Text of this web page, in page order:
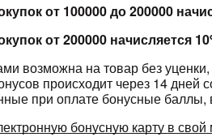
от 100000 до 200000
от 200000 начисляется
возможна на товар без
происходит через 14 дней
при оплате бонусные баллы,
бонусную карту в